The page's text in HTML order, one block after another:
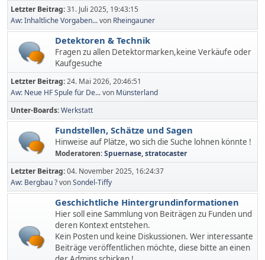
Letzter Beitrag:31. Juli 2025, 19:43:15
Aw: Inhaltliche Vorgaben...von Rheingauner
Detektoren & Technik
Fragen zu allen Detektormarken,keine Verkäufe oder
Kaufgesuche
Letzter Beitrag:24. Mai 2026, 20:46:51
Aw: Neue HF Spule für De...von Münsterland
Unter-Boards Werkstatt
Fundstellen, Schätze und Sagen
Hinweise auf Plätze, wo sich die Suche lohnen könnte !
Moderatoren:Spuernase,stratocaster
Letzter Beitrag:04. November 2025, 16:24:37
Aw: Bergbau ?vonSondel-Tiffy
Geschichtliche Hintergrundinformationen
Hier soll eine Sammlung von Beiträgen zu Funden und
deren Kontext entstehen.
Kein Posten und keine Diskussionen. Wer interessante
Beiträge veröffentlichen möchte, diese bitte an einen